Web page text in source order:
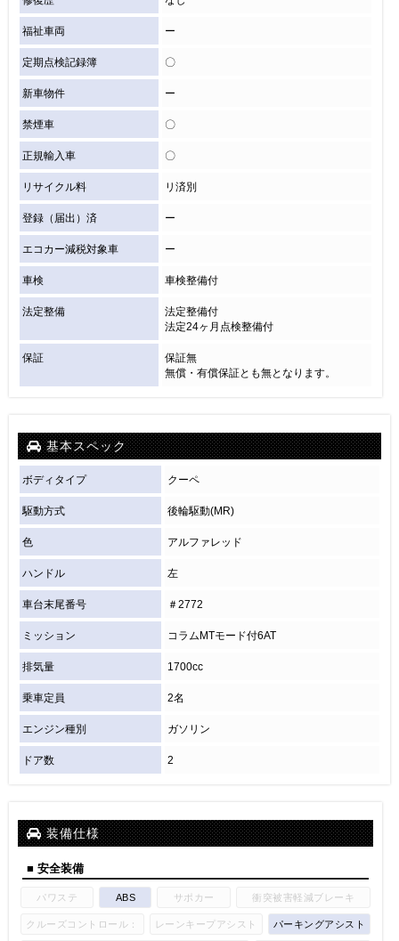
福祉車両 ー
定期点検記録簿 〇
新車物件 ー
禁煙車 〇
正規輸入車 〇
リサイクル料 リ済別
登録（届出）済 ー
エコカー減税対象車 ー
車検 車検整備付
法定整備
法定整備付
法定24ヶ月点検整備付
保証
保証無
無償・有償保証とも無となります。
基本スペック
ボディタイプ クーペ
駆動方式 後輪駆動(MR)
色 アルファレッド
ハンドル 左
車台末尾番号 ＃2772
ミッション コラムMTモード付6AT
排気量 1700cc
乗車定員 2名
エンジン種別 ガソリン
ドア数 2
装備仕様
■ 安全装備
パワステ ABS サポカー 衝突被害軽減ブレーキ
クルーズコントロール： レーンキープアシスト パーキングアシスト